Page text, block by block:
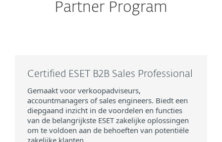
Partner Program
Certified ESET B2B Sales Professional
Gemaakt voor verkoopadviseurs,
accountmanagers of sales engineers. Biedt een
diepgaand inzicht in de voordelen en functies
van de belangrijkste ESET zakelijke oplossingen
om te voldoen aan de behoeften van potentiële
zakelijke klanten.